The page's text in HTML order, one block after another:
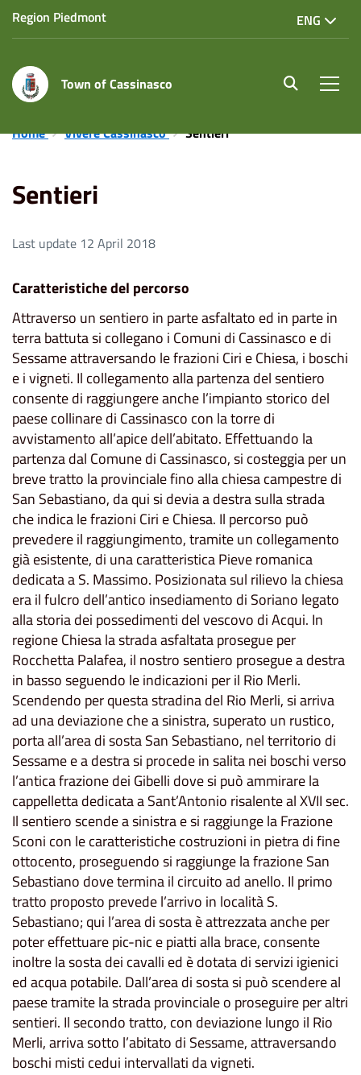
Region Piedmont ENG
Town of Cassinasco site.searc
Home Vivere Cassinasco Sentieri
Sentieri
Last update 12 April 2018
Caratteristiche del percorso
Attraverso un sentiero in parte asfaltato ed in parte in
terra battuta si collegano i Comuni di Cassinasco e di
Sessame attraversando le frazioni Ciri e Chiesa, i boschi
e i vigneti. Il collegamento alla partenza del sentiero
consente di raggiungere anche l’impianto storico del
paese collinare di Cassinasco con la torre di
avvistamento all’apice dell’abitato. Effettuando la
partenza dal Comune di Cassinasco, si costeggia per un
breve tratto la provinciale fino alla chiesa campestre di
San Sebastiano, da qui si devia a destra sulla strada
che indica le frazioni Ciri e Chiesa. Il percorso può
prevedere il raggiungimento, tramite un collegamento
già esistente, di una caratteristica Pieve romanica
dedicata a S. Massimo. Posizionata sul rilievo la chiesa
era il fulcro dell’antico insediamento di Soriano legato
alla storia dei possedimenti del vescovo di Acqui. In
regione Chiesa la strada asfaltata prosegue per
Rocchetta Palafea, il nostro sentiero prosegue a destra
in basso seguendo le indicazioni per il Rio Merli.
Scendendo per questa stradina del Rio Merli, si arriva
ad una deviazione che a sinistra, superato un rustico,
porta all’area di sosta San Sebastiano, nel territorio di
Sessame e a destra si procede in salita nei boschi verso
l’antica frazione dei Gibelli dove si può ammirare la
cappelletta dedicata a Sant’Antonio risalente al XVII sec.
Il sentiero scende a sinistra e si raggiunge la Frazione
Sconi con le caratteristiche costruzioni in pietra di fine
ottocento, proseguendo si raggiunge la frazione San
Sebastiano dove termina il circuito ad anello. Il primo
tratto proposto prevede l’arrivo in località S.
Sebastiano; qui l’area di sosta è attrezzata anche per
poter effettuare pic-nic e piatti alla brace, consente
inoltre la sosta dei cavalli ed è dotata di servizi igienici
ed acqua potabile. Dall’area di sosta si può scendere al
paese tramite la strada provinciale o proseguire per altri
sentieri. Il secondo tratto, con deviazione lungo il Rio
Merli, arriva sotto l’abitato di Sessame, attraversando
boschi misti cedui intervallati da vigneti.